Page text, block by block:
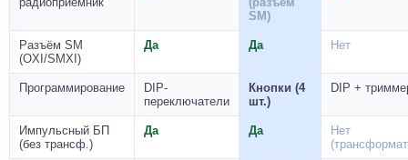
SM)
Разъём SM
(OXI/SMXI)
Да Да Нет
Программирование
DIP-
переключатели
Кнопки (4
шт.)
DIP +
Импульсный БП
(без трансф.)
Да Да
Нет